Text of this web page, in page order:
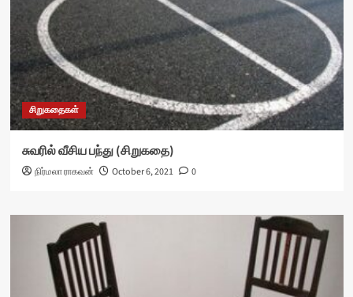
சிறுகதைகள்
சுவரில் வீசிய பந்து (சிறுகதை)
நிர்மலா ராகவன் October 6, 2021 0